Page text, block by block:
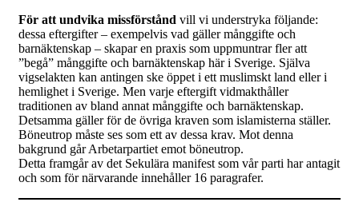
För att undvika missförstånd vill vi understryka följande:
dessa eftergifter – exempelvis vad gäller månggifte och
barnäktenskap – skapar en praxis som uppmuntrar fler att
”begå” månggifte och barnäktenskap här i Sverige. Själva
vigselakten kan antingen ske öppet i ett muslimskt land eller i
hemlighet i Sverige. Men varje eftergift vidmakthåller
traditionen av bland annat månggifte och barnäktenskap.
Detsamma gäller för de övriga kraven som islamisterna ställer.
Böneutrop måste ses som ett av dessa krav. Mot denna
bakgrund går Arbetarpartiet emot böneutrop.
Detta framgår av det Sekulära manifest som vår parti har antagit
och som för närvarande innehåller 16 paragrafer.